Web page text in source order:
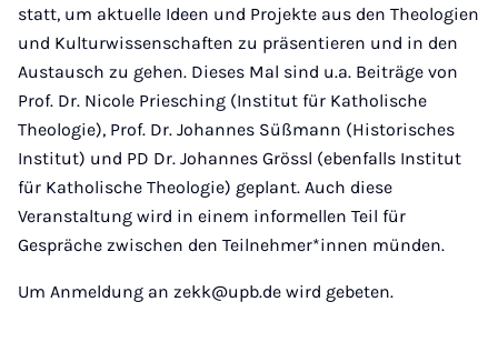
statt, um aktuelle Ideen und Projekte aus den Theologien
und Kulturwissenschaften zu präsentieren und in den
Austausch zu gehen. Dieses Mal sind u.a. Beiträge von
Prof. Dr. Nicole Priesching (Institut für Katholische
Theologie), Prof. Dr. Johannes Süßmann (Historisches
Institut) und PD Dr. Johannes Grössl (ebenfalls Institut
für Katholische Theologie) geplant. Auch diese
Veranstaltung wird in einem informellen Teil für
Gespräche zwischen den Teilnehmer*innen münden.
Um Anmeldung an zekk@upb.de wird gebeten.